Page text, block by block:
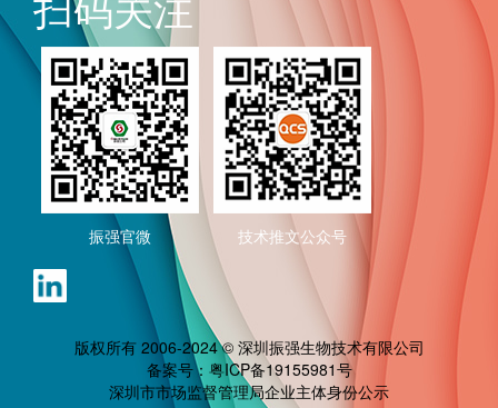
振强官微 技术推文公众号
版权所有 2006-2024 © 深圳振强生物技术有限公司
备案号： 粤ICP备19155981号
深圳市市场监督管理局企业主体身份公示